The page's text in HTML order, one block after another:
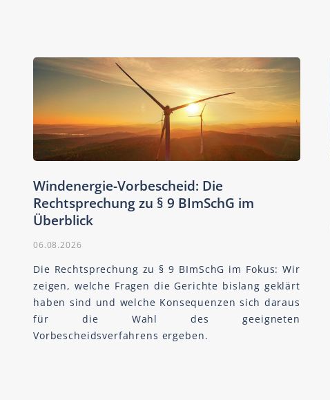
Windenergie-Vorbescheid: Die
Rechtsprechung zu § 9 BImSchG im
Überblick
06.08.2026
Die Rechtsprechung zu § 9 BImSchG im Fokus: Wir
zeigen, welche Fragen die Gerichte bislang geklärt
haben sind und welche Konsequenzen sich daraus
für die Wahl des geeigneten
Vorbescheidsverfahrens ergeben.